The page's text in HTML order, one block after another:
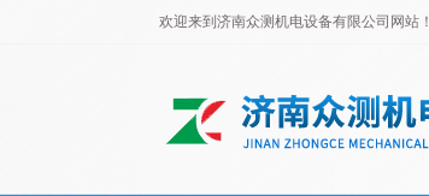
欢迎来到济南众测机电设备有限公司网站！